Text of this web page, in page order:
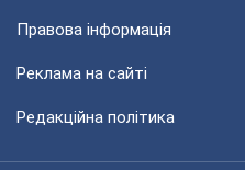
Правова інформація
Реклама на сайті
Редакційна політика